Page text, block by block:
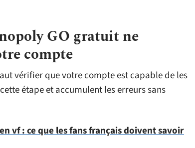
GO gratuit ne
compte
vérifier que votre compte est capable de les
étape et accumulent les erreurs sans
vf : ce que les fans français doivent savoir